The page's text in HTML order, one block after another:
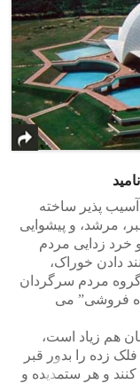
آسیب پذیر ساخته
مرشد، و پیشوایی
خرد زدایی مردم
دادن خوراک،
گروه مردم سرگردان
فروشی” می
هم زیاد است،
زده را بدور قبر
و هر ستمدیده و